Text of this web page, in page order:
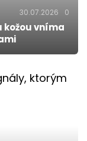
30.07.2026 0
kožou vníma